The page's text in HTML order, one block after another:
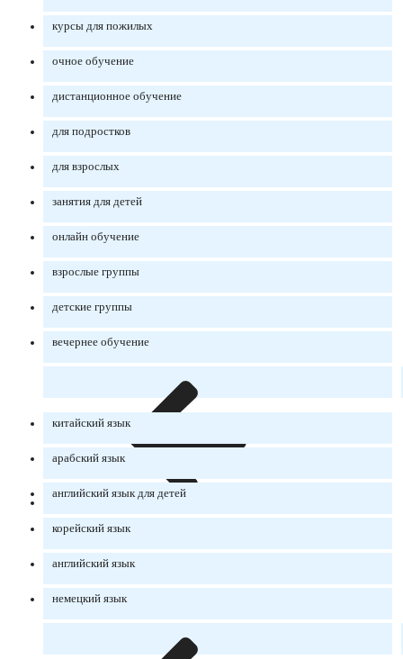
курсы для пожилых
очное обучение
дистанционное обучение
для подростков
для взрослых
занятия для детей
онлайн обучение
взрослые группы
детские группы
вечернее обучение
китайский язык
арабский язык
английский язык для детей
корейский язык
английский язык
немецкий язык